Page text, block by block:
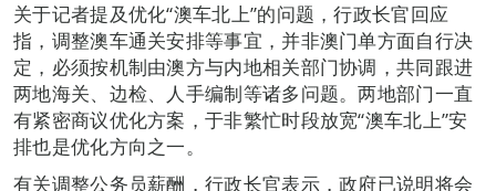
关于记者提及优化“澳车北上”的问题，行政长官回应
指，调整澳车通关安排等事宜，并非澳门单方面自行决
定，必须按机制由澳方与内地相关部门协调，共同跟进
两地海关、边检、人手编制等诸多问题。两地部门一直
有紧密商议优化方案，于非繁忙时段放宽“澳车北上”安
排也是优化方向之一。
有关调整公务员薪酬，行政长官表示，政府已说明将会